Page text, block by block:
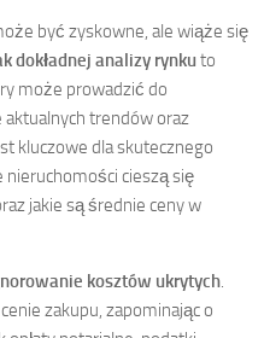
być zyskowne, ale wiąże się
dokładnej analizy rynkuto
może prowadzić do
trendów oraz
kluczowe dla skutecznego
nieruchomości cieszą się
jakie są średnie ceny w
kosztów ukrytych.
zakupu, zapominając o